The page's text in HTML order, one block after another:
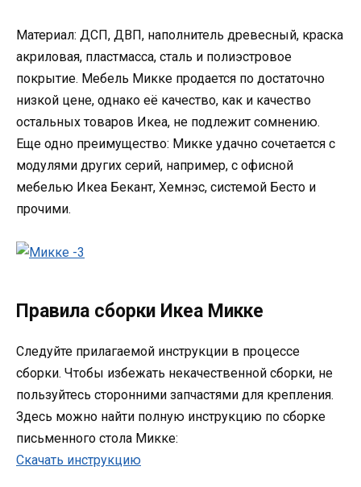
Материал: ДСП, ДВП, наполнитель древесный, краска
акриловая, пластмасса, сталь и полиэстровое
покрытие. Мебель Микке продается по достаточно
низкой цене, однако её качество, как и качество
остальных товаров Икеа, не подлежит сомнению.
Еще одно преимущество: Микке удачно сочетается с
модулями других серий, например, с офисной
мебелью Икеа Бекант, Хемнэс, системой Бесто и
прочими.
Правила сборки Икеа Микке
Следуйте прилагаемой инструкции в процессе
сборки. Чтобы избежать некачественной сборки, не
пользуйтесь сторонними запчастями для крепления.
Здесь можно найти полную инструкцию по сборке
письменного стола Микке:
Скачать инструкцию